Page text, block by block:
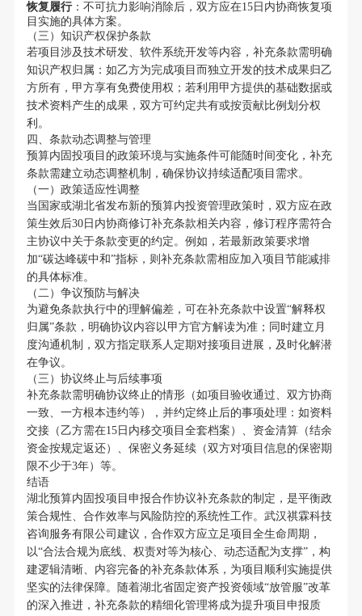
恢复履行：不可抗力影响消除后，双方应在15日内协商恢复项
目实施的具体方案。
（三）知识产权保护条款
若项目涉及技术研发、软件系统开发等内容，补充条款需明确
知识产权归属：如乙方为完成项目而独立开发的技术成果归乙
方所有，甲方享有免费使用权；若利用甲方提供的基础数据或
技术资料产生的成果，双方可约定共有或按贡献比例划分权
利。
四、条款动态调整与管理
预算内固投项目的政策环境与实施条件可能随时间变化，补充
条款需建立动态调整机制，确保协议持续适配项目需求。
（一）政策适应性调整
当国家或湖北省发布新的预算内投资管理政策时，双方应在政
策生效后30日内协商修订补充条款相关内容，修订程序需符合
主协议中关于条款变更的约定。例如，若最新政策要求增
加“碳达峰碳中和”指标，则补充条款需相应加入项目节能减排
的具体标准。
（二）争议预防与解决
为避免条款执行中的理解偏差，可在补充条款中设置“解释权
归属”条款，明确协议内容以甲方官方解读为准；同时建立月
度沟通机制，双方指定联系人定期对接项目进展，及时化解潜
在争议。
（三）协议终止与后续事项
补充条款需明确协议终止的情形（如项目验收通过、双方协商
一致、一方根本违约等），并约定终止后的事项处理：如资料
交接（乙方需在15日内移交项目全套档案）、资金清算（结余
资金按规定返还）、保密义务延续（双方对项目信息的保密期
限不少于3年）等。
结语
湖北预算内固投项目申报合作协议补充条款的制定，是平衡政
策合规性、合作效率与风险防控的系统性工作。武汉祺霖科技
咨询服务有限公司建议，合作双方应立足项目全生命周期，
以“合法合规为底线、权责对等为核心、动态适配为支撑”，构
建逻辑清晰、内容完备的补充条款体系，为项目顺利实施提供
坚实的法律保障。随着湖北省固定资产投资领域“放管服”改革
的深入推进，补充条款的精细化管理将成为提升项目申报质